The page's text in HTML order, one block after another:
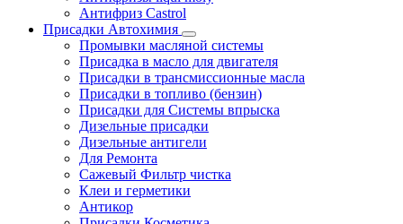
Антифриз Castrol
Присадки Автохимия
Промывки масляной системы
Присадка в масло для двигателя
Присадки в трансмиссионные масла
Присадки в топливо (бензин)
Присадки для Системы впрыска
Дизельные присадки
Дизельные антигели
Для Ремонта
Сажевый Фильтр чистка
Клеи и герметики
Антикор